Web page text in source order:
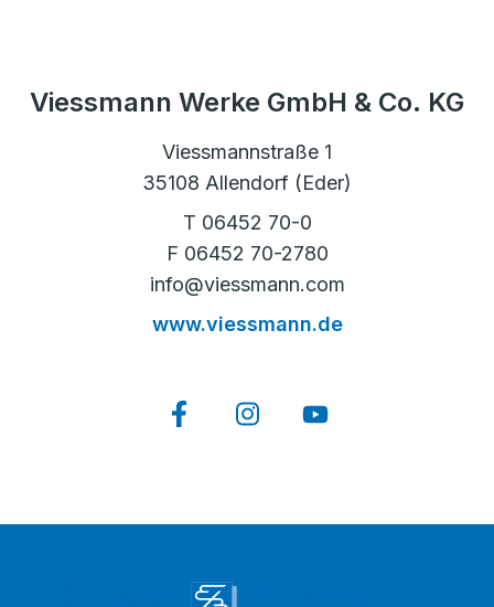
Viessmann Werke GmbH & Co. KG
Viessmannstraße 1
35108 Allendorf (Eder)
T 06452 70-0
F 06452 70-2780
info@viessmann.com
www.viessmann.de